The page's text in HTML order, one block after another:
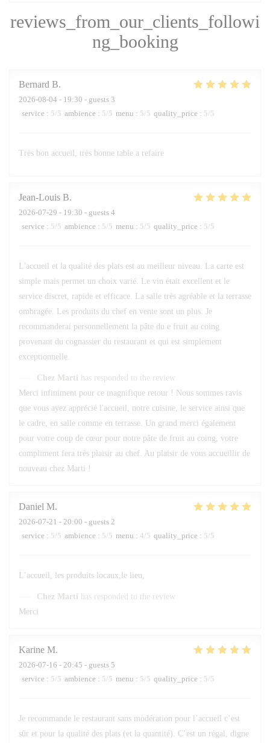
reviews_from_our_clients_followi
ng_booking
Bernard B
2026-08-04 - 19:30 - guests 3
service : 5/5 ambience : 5/5 menu : 5/5 quality_price : 5/5
Très bon accueil, très bonne table a refaire
Jean-Louis B
2026-07-29 - 19:30 - guests 4
service : 5/5 ambience : 5/5 menu : 5/5 quality_price : 5/5
L'accueil et la qualité des plats est au meilleur niveau. La carte est
simple mais permet un choix varié. Le vin était excellent et le
service discret, rapide et efficace. La salle très agréable et la terrasse
ombragée. Les produits du chef en vente sont un plus. Je
recommanderai personnellement la pâte du e fruit au coing
provenant du cognassier du restaurant et qui est simplement
exceptionnelle.
Chez Marti has responded to the review
Merci infiniment pour ce magnifique retour ! Nous sommes ravis
que vous ayez apprécié l'accueil, notre cuisine, le service ainsi que
le cadre, en salle comme en terrasse. Un grand merci également
pour votre coup de cœur pour notre pâte de fruit au coing, votre
compliment fera très plaisir au chef. Au plaisir de vous accueillir de
nouveau chez Marti !
Daniel M
2026-07-21 - 20:00 - guests 2
service : 5/5 ambience : 5/5 menu : 4/5 quality_price : 5/5
L’accueil, les produits locaux,le lieu,
Chez Marti has responded to the review
Merci
Karine M
2026-07-16 - 20:45 - guests 5
service : 5/5 ambience : 5/5 menu : 5/5 quality_price : 5/5
Je recommande le restaurant sans modération pour l’accueil c’est
sûr et pour la qualité des plats (et la quantité). C’est un régal, digne